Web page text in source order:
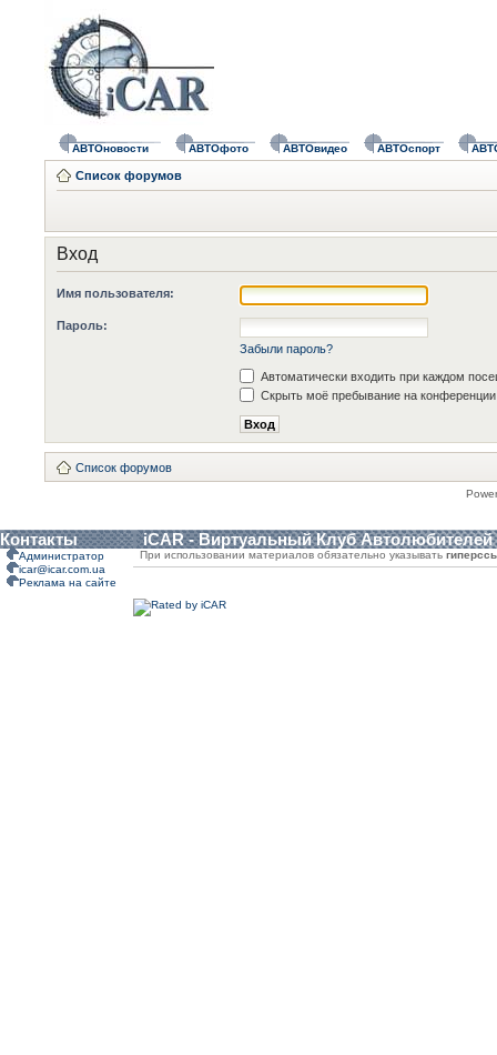
АВТОновости АВТОфото АВТОвидео АВТОспорт
Список форумов
Вход
Имя пользователя:
Пароль:
Забыли пароль?
Автоматически входить при каждом
Скрыть моё пребывание на конференции
Список форумов
Контакты iCAR - Виртуальный Клуб Автолюбителей
Администратор
icar@icar.com.ua
Реклама на сайте
При использовании материалов обязательно указывать